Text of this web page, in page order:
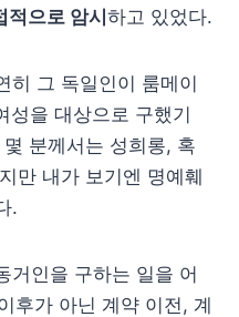
적으로 암시하고 있었다.
히 그 독일인이 룸메이
성을 대상으로 구했기
분께서는 성희롱, 혹
만 내가 보기엔 명예훼
.
거인을 구하는 일을 어
후가 아닌 계약 이전, 계